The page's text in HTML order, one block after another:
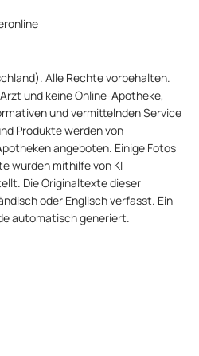
Alle Rechte vorbehalten.
und keine Online-Apotheke,
und vermittelnden Service
Produkte werden von
angeboten. Einige Fotos
wurden mithilfe von KI
Die Originaltexte dieser
oder Englisch verfasst. Ein
automatisch generiert.